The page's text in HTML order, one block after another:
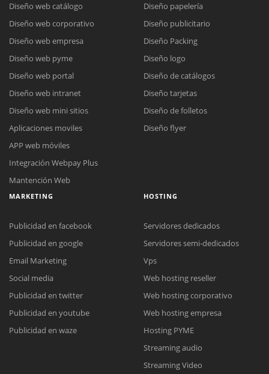
Reunión online
Nuestros ejecutivos le enviarán un correo electrónico con el enlace a
Meet para la reunión online.
Cotización
Todos nuestros ejecutivos están fuera de línea. Complete el formulario
Diseño web catálogo
Diseño web corporativo
Diseño web empresa
Diseño web pyme
Diseño web portal
Diseño web intranet
Diseño web mini sitios
Aplicaciones moviles
APP web móviles
Integración Webpay Plus
Mantención Web
Diseño papelería
Diseño publicitario
Diseño Packing
Diseño logo
Diseño de catálogos
Diseño tarjetas
Diseño de folletos
Diseño flyer
MARKETING
Publicidad en facebook
Publicidad en google
Email Marketing
Social media
Publicidad en twitter
Publicidad en youtube
Publicidad en waze
HOSTING
Servidores dedicados
Servidores semi-dedicados
Vps
Web hosting reseller
Web hosting corporativo
Web hosting empresa
Hosting PYME
Streaming audio
Streaming Video